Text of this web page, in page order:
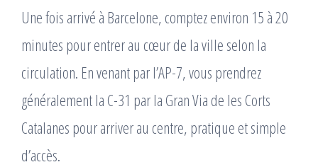
Une fois arrivé à Barcelone, comptez environ 15 à 20
minutes pour entrer au cœur de la ville selon la
circulation. En venant par l’AP-7, vous prendrez
généralement la C-31 par la Gran Via de les Corts
Catalanes pour arriver au centre, pratique et simple
d’accès.